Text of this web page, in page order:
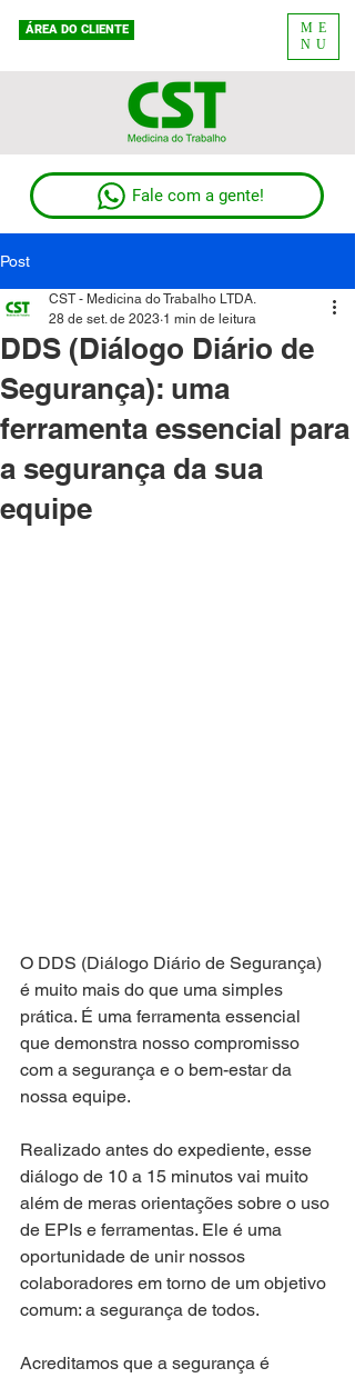
ME
NU
Fale com a gente!
ÁREA DO CLIENTE
Post
DDS (Diálogo Diário de
Segurança): uma
ferramenta essencial para
a segurança da sua
equipe
CST - Medicina do Trabalho LTDA.
28 de set. de 2023 1 min de leitura
O DDS (Diálogo Diário de Segurança)
é muito mais do que uma simples
prática. É uma ferramenta essencial
que demonstra nosso compromisso
com a segurança e o bem-estar da
nossa equipe.
Realizado antes do expediente, esse
diálogo de 10 a 15 minutos vai muito
além de meras orientações sobre o uso
de EPIs e ferramentas. Ele é uma
oportunidade de unir nossos
colaboradores em torno de um objetivo
comum: a segurança de todos.
Acreditamos que a segurança é